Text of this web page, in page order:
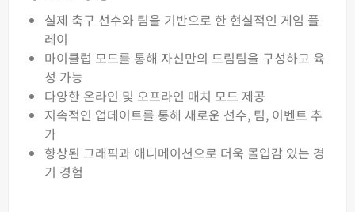
실제 축구 선수와 팀을 기반으로 한 현실적인 게임 플
레이
마이클럽 모드를 통해 자신만의 드림팀을 구성하고 육
성 가능
다양한 온라인 및 오프라인 매치 모드 제공
지속적인 업데이트를 통해 새로운 선수, 팀, 이벤트 추
가
향상된 그래픽과 애니메이션으로 더욱 몰입감 있는 경
기 경험